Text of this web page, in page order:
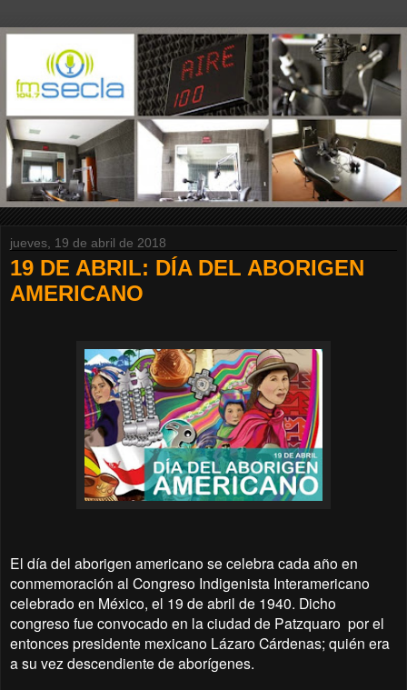
jueves, 19 de abril de 2018
19 DE ABRIL: DÍA DEL ABORIGEN
AMERICANO
El día del aborigen americano se celebra cada año en
conmemoración al Congreso Indigenista Interamericano
celebrado en México, el 19 de abril de 1940. Dicho
congreso fue convocado en la ciudad de Patzquaro por el
entonces presidente mexicano Lázaro Cárdenas; quién era
a su vez descendiente de aborígenes.